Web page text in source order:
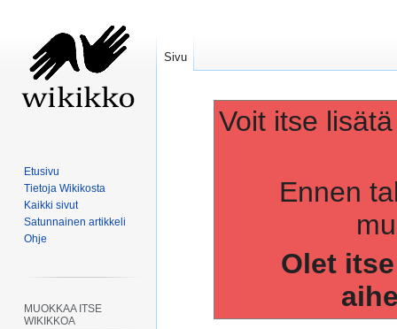
Voit itse
Ennen
Olet
Sivu
Etusivu
Tietoja Wikikosta
Kaikki sivut
Satunnainen artikkeli
Ohje
MUOKKAA ITSE
WIKIKKOA